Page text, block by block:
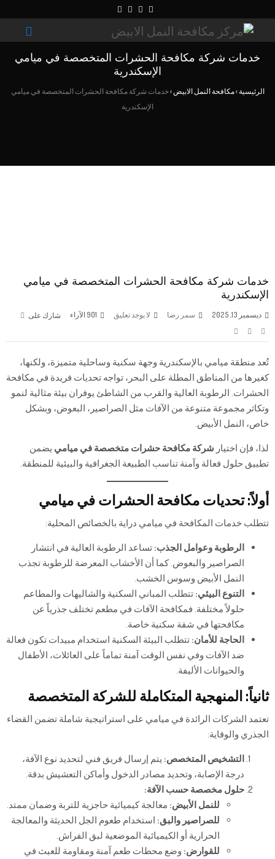
خدمات شركة مكافحة الحشرات المتخصصة في ميامي
الإسكندرية
الرئيسية›مكافحة النمل الابيض›خدمات شركة مكافحة الحشرات المتخصصة في ميامي
الإسكندرية
خدمات شركة مكافحة الحشرات المتخصصة في ميامي
الإسكندرية
ديسمبر 13, 2025 سمر رضا لا يوجد تعليق الآراء شارك على
تُعد منطقة ميامي بالإسكندرية وجهة سكنية وساحلية متميزة، ولكنها،
كغيرها من المناطق المطلة على البحر، تواجه تحديات فريدة في مكافحة
الحشرات. الرطوبة العالية والقرب من الشاطئ يوفران بيئة مثالية لنمو
وتكاثر مجموعة متنوعة من الآفات مثل الصراصير، البعوض، وبشكل
خاص، النمل الأبيض.
لذا، فإن اختيار شركة مكافحة حشرات متخصصة في ميامي يضمن
تطبيق حلول فعالة وآمنة تناسب الطبيعة الجغرافية والبيئية للمنطقة.
أولاً: تحديات مكافحة الحشرات في ميامي
تتطلب خدمات المكافحة في ميامي دراية بالخصائص المحلية:
الرطوبة وعوامل الجذب: تساعد الرطوبة العالية في انتشار
الصراصير والبعوض. كما أن الأخشاب المعرضة للرطوبة تجذب
النمل الأبيض وسوس الخشب.
التنوع البيئي: تتطلب المباني السكنية والشاليهات والمطاعم
حلولاً مختلفة. فمكافحة الآفات في مطعم تختلف جذرياً عن
مكافحتها في شقة سكنية خاصة.
الحاجة للأمان: تتطلب البيئة السكنية استخدام مبيدات تكون فعالة
ضد الآفات وفي نفس الوقت آمنة تماماً على العائلات، الأطفال
والحيوانات الأليفة.
ثانياً: المنهجية المتكاملة للشركة المتخصصة
تعتمد الشركات الرائدة في ميامي على استراتيجية شاملة تضمن القضاء
الجذري والوقاية:
التشخيص المتخصص: يتم إرسال فريق فني لتحديد نوع الآفة،
درجة الإصابة، وتحديد مصادر الدخول وأماكن التعشيش بدقة.
حلول مخصصة حسب الآفة:
للنمل الأبيض: معالجة كيميائية حاجزية للتربة وضمان ممتد.
للصراصير والبق: استخدام طعوم الجل الحديثة والمعالجة
الحرارية أو الكيميائية الموضعية لبق الفراش.
للقوارض: وضع محطات طعم آمنة ومقاومة للعبث في